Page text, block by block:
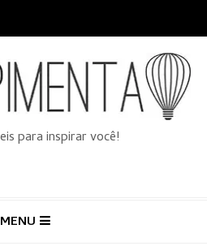
para inspirar você!
MENU